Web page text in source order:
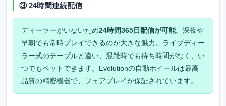
③ 24時間連続配信
ディーラーがいないため24時間365日配信が可能。深夜や
早朝でも常時プレイできるのが大きな魅力。ライブディー
ラー式のテーブルと違い、混雑時でも待ち時間がなく、い
つでもベットできます。Evolutionの自動ホイールは最高
品質の精密機器で、フェアプレイが保証されています。